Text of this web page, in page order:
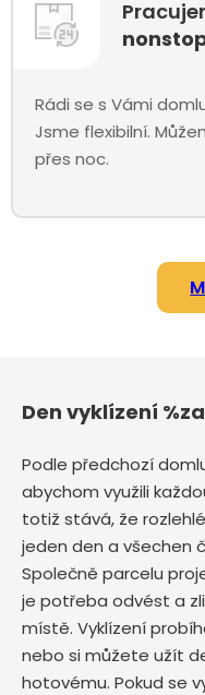
Rádi se s Vámi
Jsme flexibilní.
přes noc.
Den vyklízení
Podle předchozí
abychom využili
totiž stává, že
jeden den a všechen
Společně parcelu
je potřeba odvést a
místě. Vyklízení
nebo si můžete užít
hotovému. Pokud se